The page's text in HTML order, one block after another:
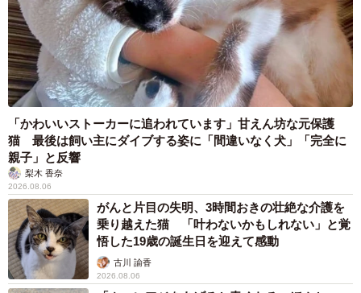
「かわいいストーカーに追われています」甘えん坊な元保護
猫 最後は飼い主にダイブする姿に「間違いなく犬」「完全に
親子」と反響
梨木 香奈
2026.08.06
がんと片目の失明、3時間おきの壮絶な介護を
乗り越えた猫 「叶わないかもしれない」と覚
悟した19歳の誕生日を迎えて感動
古川 諭香
2026.08.06